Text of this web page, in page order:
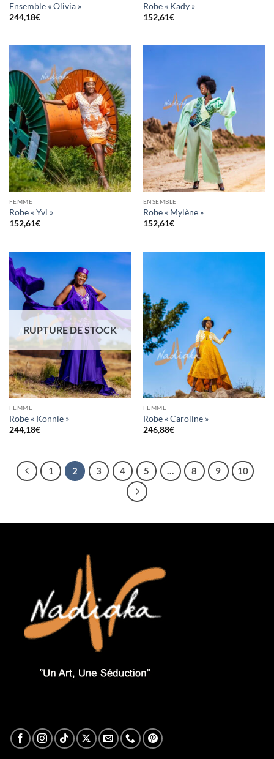
Ensemble « Olivia »
244,18€
Robe « Kady »
152,61€
FEMME
Robe « Yvi »
152,61€
ENSEMBLE
Robe « Mylène »
152,61€
RUPTURE DE STOCK
FEMME
Robe « Konnie »
244,18€
FEMME
Robe « Caroline »
246,88€
1 2 3 4 5 8 9 10